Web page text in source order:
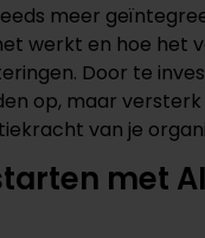
meer
werkt en hoe het
Door te
op, maar
van je
met